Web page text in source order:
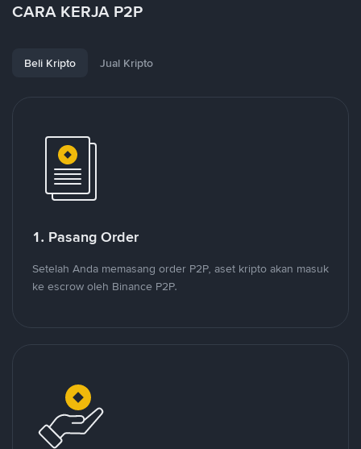
CARA KERJA P2P
Beli Kripto Jual Kripto
1. Pasang Order
Setelah Anda memasang order P2P, aset kripto akan masuk
ke escrow oleh Binance P2P.